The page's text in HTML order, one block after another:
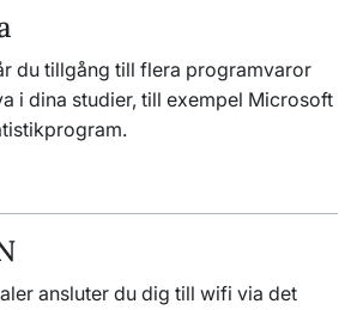
du tillgång till flera programvaror
i dina studier, till exempel Microsoft
ansluter du dig till wifi via det